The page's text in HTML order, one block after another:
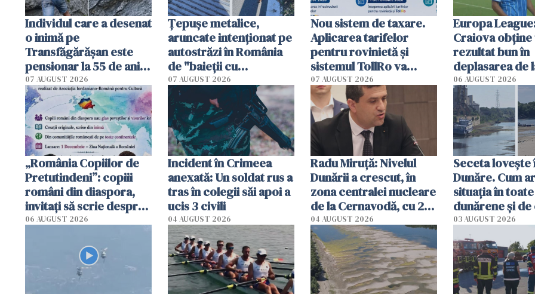
Individul care a desenat
o inimă pe
Transfăgărășan este
pensionar la 55 de ani.
Poliția l-a identificat
07 AUGUST 2026
Țepușe metalice,
aruncate intenționat pe
autostrăzi în România
de "baieții cu
platforme": "Mi-au
cerut 1200 lei să mă
tracteze"
07 AUGUST 2026
Nou sistem de taxare.
Aplicarea tarifelor
pentru rovinietă şi
sistemul TollRo va
începe la 1 octombrie
07 AUGUST 2026
Europa
Craiova obține
rezultat bun în
deplasarea de
06 AUGUST 2026
„România Copiilor de
Pretutindeni”: copiii
români din diaspora,
invitați să scrie despre
România într-un volum
06 AUGUST 2026
Incident în Crimeea
anexată: Un soldat rus a
tras în colegii săi apoi a
ucis 3 civili
04 AUGUST 2026
Radu Miruţă: Nivelul
Dunării a crescut, în
zona centralei nucleare
de la Cernavodă, cu 2
cm faţă de ziua trecută
04 AUGUST 2026
Seceta
Dunăre. Cum
situația în
dunărene și de
România
efectele, deși a
în iulie
03 AUGUST 2026